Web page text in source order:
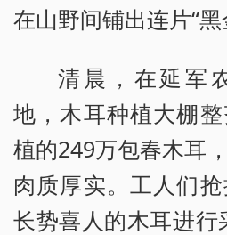
在山野间铺出连片“黑
清晨，在延军
地，木耳种植大棚
植的249万包春木耳
肉质厚实。工人们
长势喜人的木耳进行